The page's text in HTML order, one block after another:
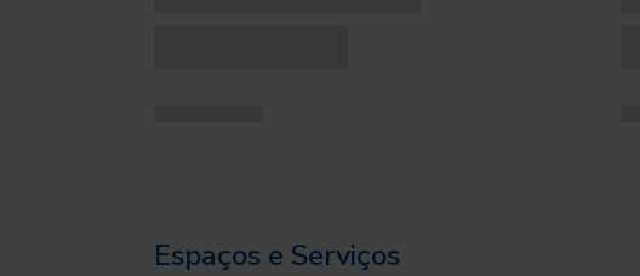
Espaços e Serviços